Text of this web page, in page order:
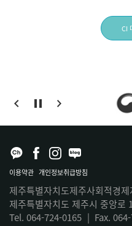
CI
이용약관 개인정보취급방침
제주특별자치도제주사회적경
제주특별자치도 제주시 중앙로
Tel. 064-724-0165 | Fax.